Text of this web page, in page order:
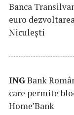
Banca
euro
Niculești
INGBank
care permite
Home’Bank